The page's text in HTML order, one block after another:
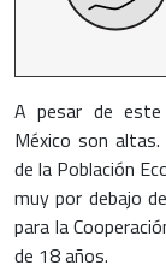
A pesar de este
México son
de la Población
muy por debajo
para la
de 18 años.